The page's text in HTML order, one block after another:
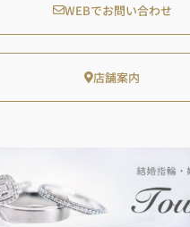
WEBでお問い合わせ
店舗案内